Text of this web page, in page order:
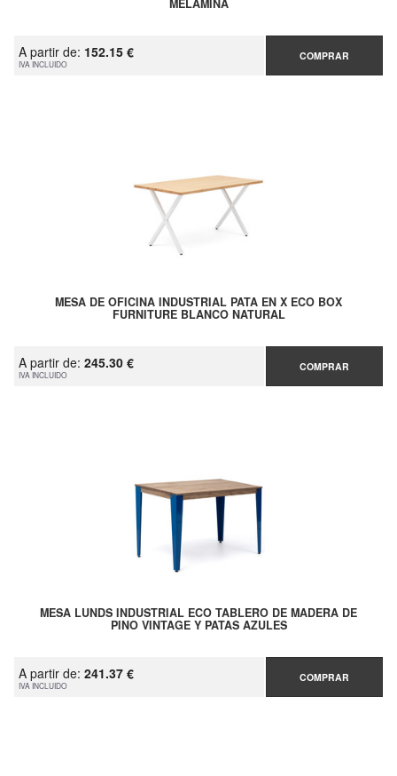
MELAMINA
A partir de: 152.15 €
IVA INCLUIDO
COMPRAR
MESA DE OFICINA INDUSTRIAL PATA EN X ECO BOX
FURNITURE BLANCO NATURAL
A partir de: 245.30 €
IVA INCLUIDO
COMPRAR
MESA LUNDS INDUSTRIAL ECO TABLERO DE MADERA DE
PINO VINTAGE Y PATAS AZULES
A partir de: 241.37 €
IVA INCLUIDO
COMPRAR